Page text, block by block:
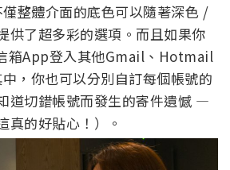
整體介面的底色可以隨著深色 /
供了超多彩的選項。而且如果你
箱App登入其他Gmail、Hotmail
，你也可以分別自訂每個帳號的
道切錯帳號而發生的寄件遺憾 —
真的好貼心！）。